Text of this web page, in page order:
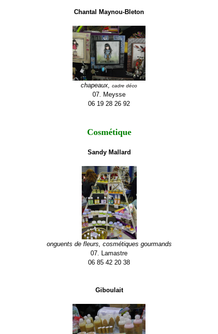
Chantal Maynou-Bleton
chapeaux, cadre déco
07. Meysse
06 19 28 26 92
Cosmétique
Sandy Mallard
onguents de fleurs, cosmétiques gourmands
07. Lamastre
06 85 42 20 38
Giboulait